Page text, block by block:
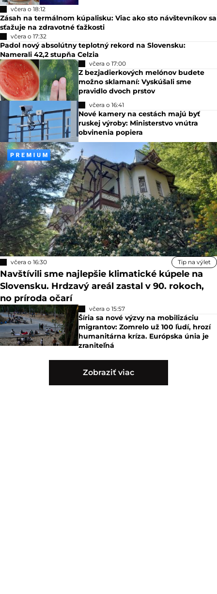
včera o 18:12
Zásah na termálnom kúpalisku: Viac ako sto návštevníkov sa
sťažuje na zdravotné ťažkosti
včera o 17:32
Padol nový absolútny teplotný rekord na Slovensku:
Namerali 42,2 stupňa Celzia
včera o 17:00
Z bezjadierkových melónov budete
možno sklamaní: Vyskúšali sme
pravidlo dvoch prstov
včera o 16:41
Nové kamery na cestách majú byť
ruskej výroby: Ministerstvo vnútra
obvinenia popiera
včera o 16:30 Tip na výlet
Navštívili sme najlepšie klimatické kúpele na
Slovensku. Hrdzavý areál zastal v 90. rokoch,
no príroda očarí
včera o 15:57
Šíria sa nové výzvy na mobilizáciu
migrantov: Zomrelo už 100 ľudí, hrozí
humanitárna kríza. Európska únia je
zraniteľná
Zobraziť viac